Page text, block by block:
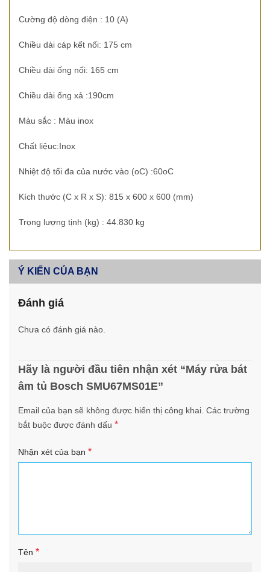
Cường độ dòng điện : 10 (A)
Chiều dài cáp kết nối: 175 cm
Chiều dài ống nối: 165 cm
Chiều dài ống xả :190cm
Màu sắc : Màu inox
Chất liệuc:Inox
Nhiệt độ tối đa của nước vào (oC) :60oC
Kích thước (C x R x S): 815 x 600 x 600 (mm)
Trọng lượng tịnh (kg) : 44.830 kg
Ý KIẾN CỦA BẠN
Đánh giá
Chưa có đánh giá nào.
Hãy là người đầu tiên nhận xét “Máy rửa bát
âm tủ Bosch SMU67MS01E”
Email của bạn sẽ không được hiển thị công khai. Các trường
bắt buộc được đánh dấu *
Nhận xét của bạn *
Tên *